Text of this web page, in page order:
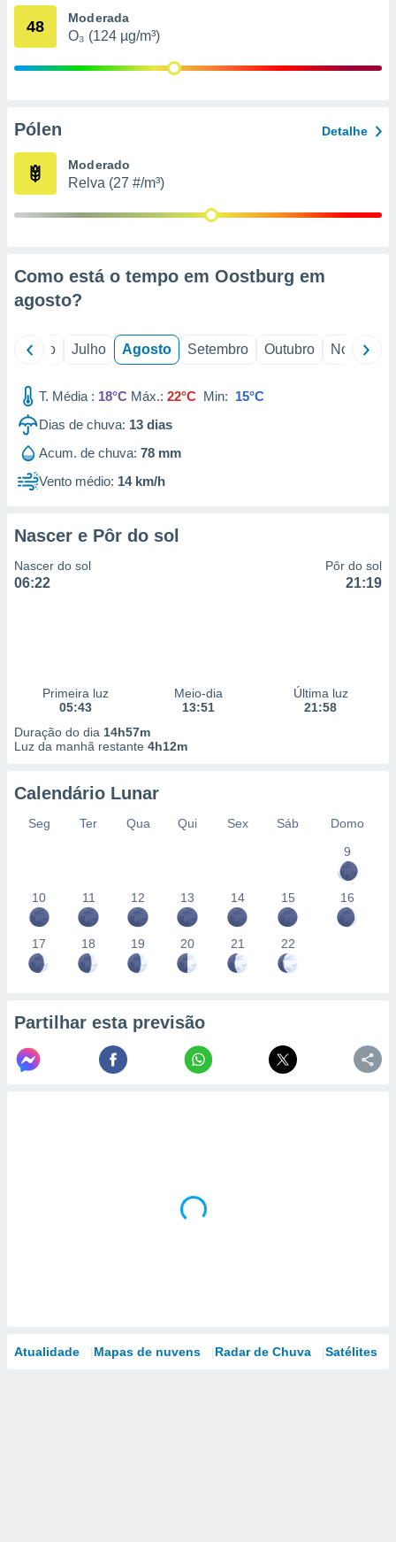
estudos
e
1199
48 Moderada
O₃ (124 µg/m³)
Pólen Detalhe
Moderado
Relva (27 #/m³)
Como está o tempo em Oostburg em
agosto?
Junho Julho Agosto Setembro Outubro Novembro
T. Média : 18°C Máx.: 22°C Min: 15°C
Dias de chuva: 13 dias
Acum. de chuva: 78 mm
Vento médio: 14 km/h
Nascer e Pôr do sol
Nascer do sol
06:22
Pôr do sol
21:19
Primeira luz
05:43
Meio-dia
13:51
Última luz
21:58
Duração do dia 14h57m
Luz da manhã restante 4h12m
Calendário Lunar
Seg Ter Qua Qui Sex Sáb
Domo
9
10 11 12 13 14 15 16
17 18 19 20 21 22
Partilhar esta previsão
Atualidade Mapas de nuvens Radar de Chuva Satélites